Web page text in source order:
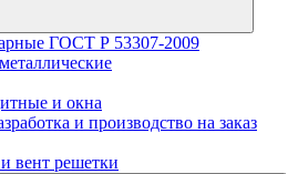
ГОСТ Р 53307-2009
и окна
и производство на заказ
вент решетки